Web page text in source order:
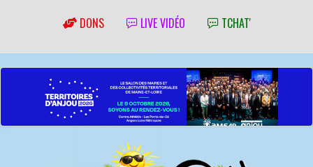
DONS LIVE VIDÉO TCHAT'